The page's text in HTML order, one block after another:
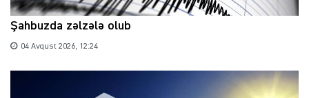
Şahbuzda zəlzələ olub
04 Avqust 2026, 12:24